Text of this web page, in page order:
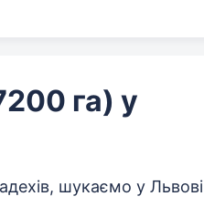
га) у
шукаємо у Львові